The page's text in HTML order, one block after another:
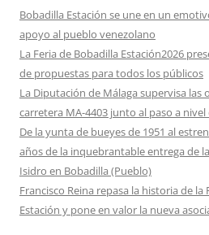
Bobadilla Estación se une en un
apoyo al pueblo venezolano
La Feria de Bobadilla Estación2026
de propuestas para todos los públicos
La Diputación de Málaga supervisa las
carretera MA-4403 junto al paso a
De la yunta de bueyes de 1951 al
años de la inquebrantable entrega de
Isidro en Bobadilla (Pueblo)
Francisco Reina repasa la historia de la
Estación y pone en valor la nueva